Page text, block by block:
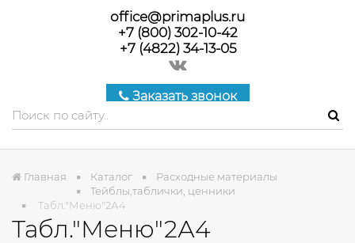
office@primaplus.ru
+7 (800) 302-10-42
+7 (4822) 34-13-05
Заказать звонок
Главная Каталог
Расходные материалы
Тейблы,таблички, ценники
Табл."Меню"2А4
Табл."Меню"2А4